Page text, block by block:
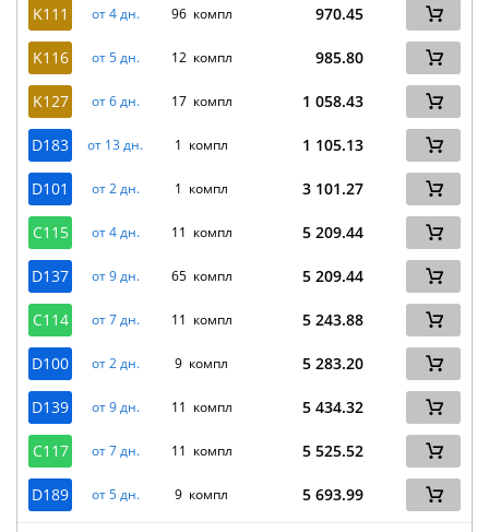
K111 от 4 дн. 96 компл 970.45
K116 от 5 дн. 12 компл 985.80
K127 от 6 дн. 17 компл 1 058.43
D183 от 13 дн. 1 компл 1 105.13
D101 от 2 дн. 1 компл 3 101.27
C115 от 4 дн. 11 компл 5 209.44
D137 от 9 дн. 65 компл 5 209.44
C114 от 7 дн. 11 компл 5 243.88
D100 от 2 дн. 9 компл 5 283.20
D139 от 9 дн. 11 компл 5 434.32
C117 от 7 дн. 11 компл 5 525.52
D189 от 5 дн. 9 компл 5 693.99